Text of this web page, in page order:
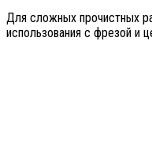
Для сложных прочистных
использования с фрезой и